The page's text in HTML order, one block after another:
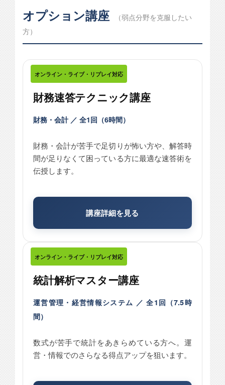
オプション講座
（弱点分野を克服したい
方）
オンライン・ライブ・リプレイ対応
財務速答テクニック講座
財務・会計 ／ 全1回（6時間）
財務・会計が苦手で足切りが怖い方や、解答時
間が足りなくて困っている方に最適な速答術を
伝授します。
講座詳細を見る
オンライン・ライブ・リプレイ対応
統計解析マスター講座
運営管理・経営情報システム ／ 全1回（7.5時
間）
数式が苦手で統計をあきらめている方へ。運
営・情報でのさらなる得点アップを狙います。